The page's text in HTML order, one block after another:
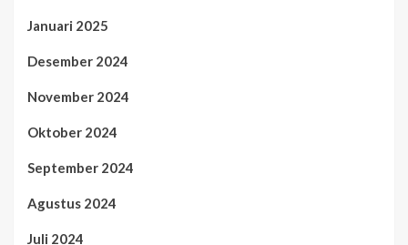
Januari 2025
Desember 2024
November 2024
Oktober 2024
September 2024
Agustus 2024
Juli 2024